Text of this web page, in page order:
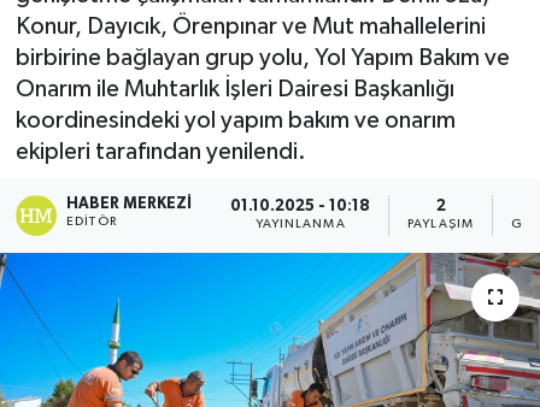
Konur, Dayıcık, Örenpınar ve Mut mahallelerini
birbirine bağlayan grup yolu, Yol Yapım Bakım ve
Onarım ile Muhtarlık İşleri Dairesi Başkanlığı
koordinesindeki yol yapım bakım ve onarım
ekipleri tarafından yenilendi.
HABER MERKEZI
EDITÖR
01.10.2025 - 10:18
YAYINLANMA
2
PAYLAŞIM